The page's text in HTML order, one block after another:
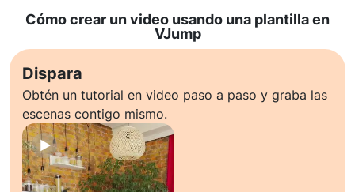
Cómo crear un video usando una plantilla en
VJump
Dispara
Obtén un tutorial en video paso a paso y graba las
escenas contigo mismo.